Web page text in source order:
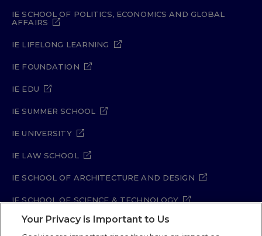
IE SCHOOL OF POLITICS, ECONOMICS AND GLOBAL
AFFAIRS
IE LIFELONG LEARNING
IE FOUNDATION
IE EDU
IE SUMMER SCHOOL
IE UNIVERSITY
IE LAW SCHOOL
IE SCHOOL OF ARCHITECTURE AND DESIGN
IE SCHOOL OF SCIENCE & TECHNOLOGY
IE SCHOOL OF ARTS & HUMANITIES
Your Privacy is Important to Us